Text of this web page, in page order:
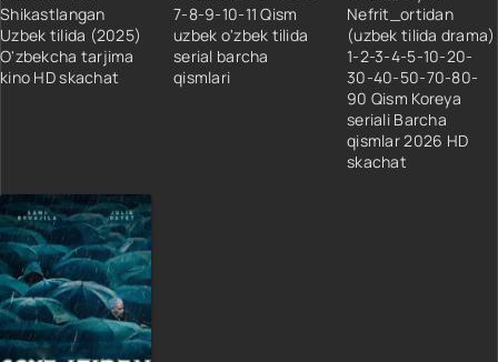
Shikastlangan
Uzbek tilida (2025)
O'zbekcha tarjima
kino HD skachat
7-8-9-10-11 Qism
uzbek o'zbek tilida
serial barcha
qismlari
Nefrit_ortidan
(uzbek tilida drama)
1-2-3-4-5-10-20-
30-40-50-70-80-
90 Qism Koreya
seriali Barcha
qismlar 2026 HD
skachat